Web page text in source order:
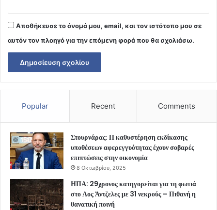
Αποθήκευσε το όνομά μου, email, και τον ιστότοπο μου σε
αυτόν τον πλοηγό για την επόμενη φορά που θα σχολιάσω.
Popular Recent Comments
Στουρνάρας: Η καθυστέρηση εκδίκασης
υποθέσεων αφερεγγυότητας έχουν σοβαρές
επιπτώσεις στην οικονομία
8 Οκτωβρίου, 2025
ΗΠΑ: 29χρονος κατηγορείται για τη φωτιά
στο Λος Άντζελες με 31 νεκρούς – Πιθανή η
θανατική ποινή